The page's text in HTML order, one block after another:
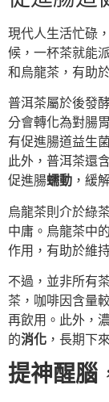
現代人生活忙碌
候，一杯茶就能
和烏龍茶，有助
普洱茶屬於後發
分會轉化為對腸
有促進腸道益生
此外，普洱茶還
促進腸蠕動 ，緩
烏龍茶則介於綠
中庸。烏龍茶中
作用，有助於維
不過，並非所有
茶，咖啡因含量
再飲用。此外，
的消化 ，長期下
提神醒腦